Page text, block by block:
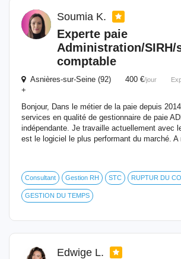
Soumia K.
Experte paie
Administration/SIRH/
comptable
Asnières-sur-Seine (92) 400 €/jour
+
Bonjour, Dans le métier de la paie depuis
services en qualité de gestionnaire de paie
indépendante. Je travaille actuellement avec
est le logiciel le plus performant du marché.
Consultant Gestion RH STC RUPTUR DU
GESTION DU TEMPS
Edwige L.